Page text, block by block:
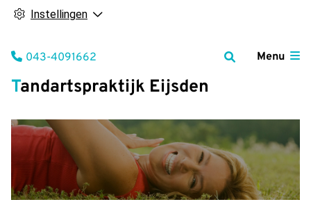
Instellingen
Tandartspraktijk Eijsden
Menu
Tel:
043-4091662